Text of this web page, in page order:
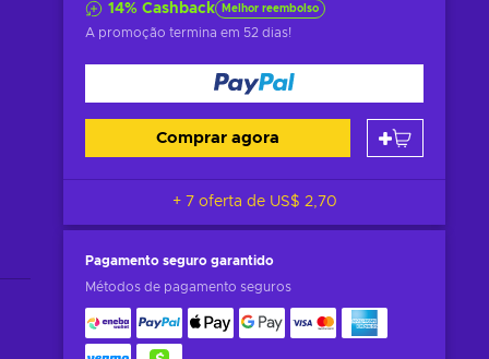
14% Cashback Melhor reembolso
A promoção termina em 52 dias!
Comprar agora
+ 7 oferta de US$ 2,70
Pagamento seguro garantido
Métodos de pagamento seguros